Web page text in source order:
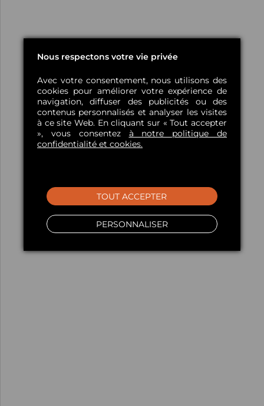
Nous respectons votre vie privée
Avec votre consentement, nous utilisons des
cookies pour améliorer votre expérience de
navigation, diffuser des publicités ou des
contenus personnalisés et analyser les visites
à ce site Web. En cliquant sur « Tout accepter
», vous consentez à notre politique de
confidentialité et cookies.
PERSONNALISER
TOUT ACCEPTER